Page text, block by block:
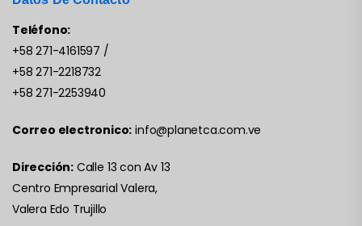
Teléfono:
+58 271-4161597 /
+58 271-2218732
+58 271-2253940
Correo electronico: info@planetca.com.ve
Dirección: Calle 13 con Av 13
Centro Empresarial Valera,
Valera Edo Trujillo